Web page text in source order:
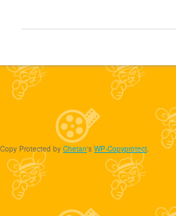
Copy Protected by Chetan's WP-Copyprotect.